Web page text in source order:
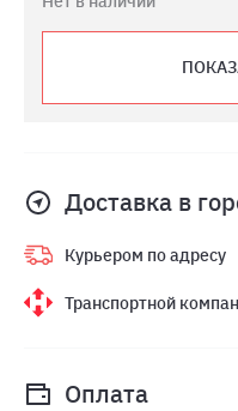
Доставка в
Курьером по адресу
Транспортной
Оплата